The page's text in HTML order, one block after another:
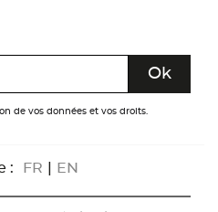
de vos données et vos droits.
: FR EN